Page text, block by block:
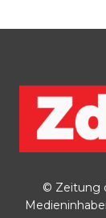
© Zeitung